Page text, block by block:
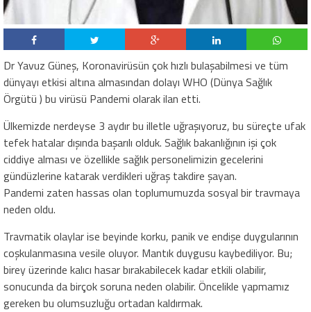
Dr Yavuz Güneş, Koronavirüsün çok hızlı bulaşabilmesi ve tüm
dünyayı etkisi altına almasından dolayı WHO (Dünya Sağlık
Örgütü ) bu virüsü Pandemi olarak ilan etti.
Ülkemizde nerdeyse 3 aydır bu illetle uğraşıyoruz, bu süreçte ufak
tefek hatalar dışında başarılı olduk. Sağlık bakanlığının işi çok
ciddiye alması ve özellikle sağlık personelimizin gecelerini
gündüzlerine katarak verdikleri uğraş takdire şayan.
Pandemi zaten hassas olan toplumumuzda sosyal bir travmaya
neden oldu.
Travmatik olaylar ise beyinde korku, panik ve endişe duygularının
coşkulanmasına vesile oluyor. Mantık duygusu kaybediliyor. Bu;
birey üzerinde kalıcı hasar bırakabilecek kadar etkili olabilir,
sonucunda da birçok soruna neden olabilir. Öncelikle yapmamız
gereken bu olumsuzluğu ortadan kaldırmak.